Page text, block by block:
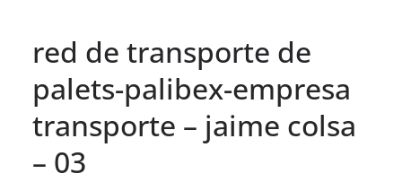
red de transporte de
palets-palibex-empresa
transporte – jaime colsa
– 03